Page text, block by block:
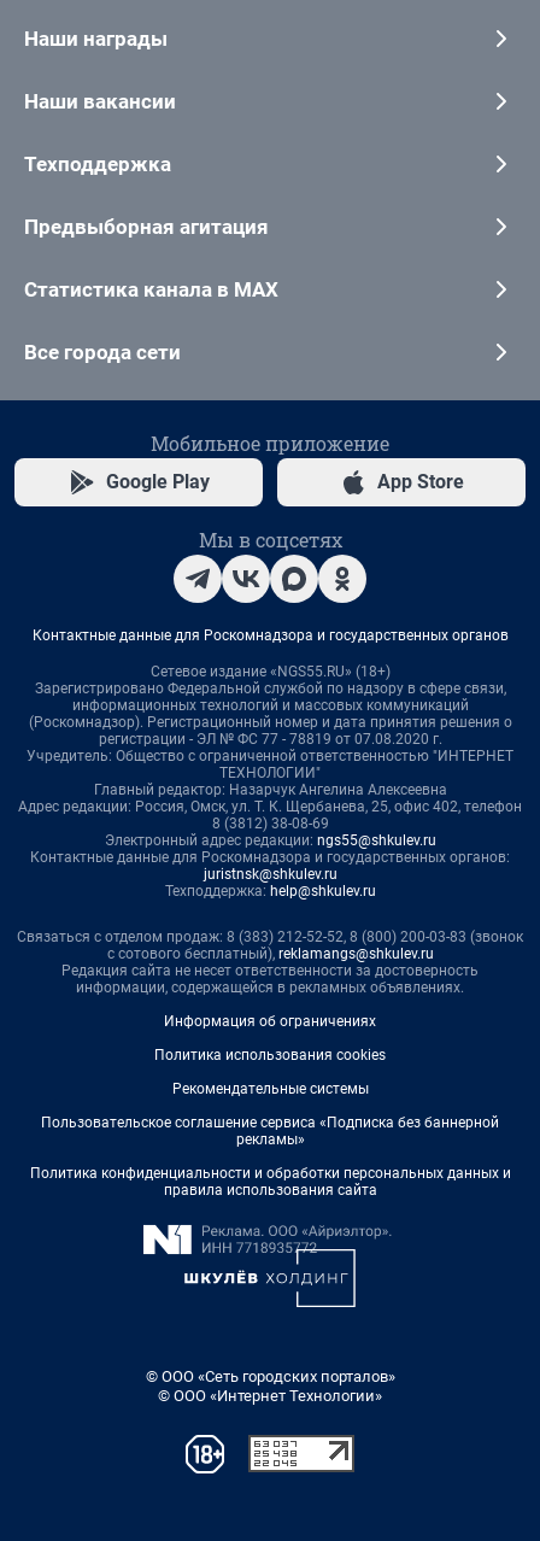
Наши награды
Наши вакансии
Техподдержка
Предвыборная агитация
Статистика канала в MAX
Все города сети
Мобильное приложение
Google Play App Store
Мы в соцсетях
Контактные данные для Роскомнадзора и государственных органов
Сетевое издание «NGS55.RU» (18+)
Зарегистрировано Федеральной службой по надзору в сфере связи,
информационных технологий и массовых коммуникаций
(Роскомнадзор). Регистрационный номер и дата принятия решения о
регистрации - ЭЛ № ФС 77 - 78819 от 07.08.2020 г.
Учредитель: Общество с ограниченной ответственностью "ИНТЕРНЕТ
ТЕХНОЛОГИИ"
Главный редактор: Назарчук Ангелина Алексеевна
Адрес редакции: Россия, Омск, ул. Т. К. Щербанева, 25, офис 402, телефон
8 (3812) 38-08-69
Электронный адрес редакции: ngs55@shkulev.ru
Контактные данные для Роскомнадзора и государственных органов:
juristnsk@shkulev.ru
Техподдержка: help@shkulev.ru
Связаться с отделом продаж: 8 (383) 212-52-52, 8 (800) 200-03-83 (звонок
с сотового бесплатный), reklamangs@shkulev.ru
Редакция сайта не несет ответственности за достоверность
информации, содержащейся в рекламных объявлениях.
Информация об ограничениях
Политика использования cookies
Рекомендательные системы
Пользовательское соглашение сервиса «Подписка без баннерной
рекламы»
Политика конфиденциальности и обработки персональных данных и
правила использования сайта
© ООО «Сеть городских порталов»
© ООО «Интернет Технологии»